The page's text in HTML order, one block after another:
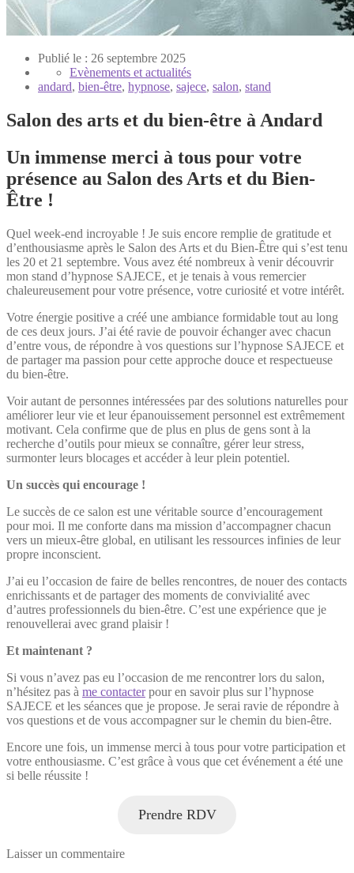
Publié le : 26 septembre 2025
Evènements et actualités
andard, bien-être, hypnose, sajece, salon, stand
Salon des arts et du bien-être à Andard
Un immense merci à tous pour votre
présence au Salon des Arts et du Bien-
Être !
Quel week-end incroyable ! Je suis encore remplie de gratitude et
d’enthousiasme après le Salon des Arts et du Bien-Être qui s’est tenu
les 20 et 21 septembre. Vous avez été nombreux à venir découvrir
mon stand d’hypnose SAJECE, et je tenais à vous remercier
chaleureusement pour votre présence, votre curiosité et votre intérêt.
Votre énergie positive a créé une ambiance formidable tout au long
de ces deux jours. J’ai été ravie de pouvoir échanger avec chacun
d’entre vous, de répondre à vos questions sur l’hypnose SAJECE et
de partager ma passion pour cette approche douce et respectueuse
du bien-être.
Voir autant de personnes intéressées par des solutions naturelles pour
améliorer leur vie et leur épanouissement personnel est extrêmement
motivant. Cela confirme que de plus en plus de gens sont à la
recherche d’outils pour mieux se connaître, gérer leur stress,
surmonter leurs blocages et accéder à leur plein potentiel.
Un succès qui encourage !
Le succès de ce salon est une véritable source d’encouragement
pour moi. Il me conforte dans ma mission d’accompagner chacun
vers un mieux-être global, en utilisant les ressources infinies de leur
propre inconscient.
J’ai eu l’occasion de faire de belles rencontres, de nouer des contacts
enrichissants et de partager des moments de convivialité avec
d’autres professionnels du bien-être. C’est une expérience que je
renouvellerai avec grand plaisir !
Et maintenant ?
Si vous n’avez pas eu l’occasion de me rencontrer lors du salon,
n’hésitez pas à me contacterpour en savoir plus sur l’hypnose
SAJECE et les séances que je propose. Je serai ravie de répondre à
vos questions et de vous accompagner sur le chemin du bien-être.
Encore une fois, un immense merci à tous pour votre participation et
votre enthousiasme. C’est grâce à vous que cet événement a été une
si belle réussite !
Prendre RDV
Laisser un commentaire